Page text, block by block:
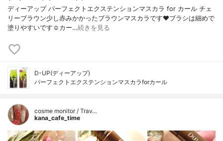
ディーアップ パーフェクトエクステンションマスカラ for カール チェ
リーブラウン少し赤みかかったブラウンマスカラです❤️ブラシは細めで
塗りやすいです☺️カー…続きを見る
D-UP(ディーアップ)
パーフェクトエクステンションマスカラforカール
cosme monitor / Trav…
kana_cafe_time